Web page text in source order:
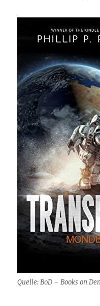
Quelle: BoD – Books on